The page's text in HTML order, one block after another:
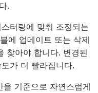
.
터링에 맞춰 조정되는
에 업데이트 또는 삭제
찾아야 합니다. 변경된
가 더 빨라집니다.
기준으로 자연스럽게